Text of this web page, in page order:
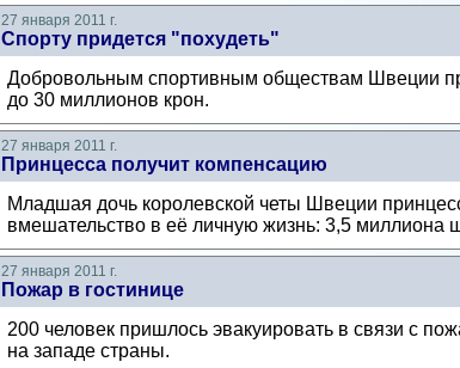
27 января 2011 г.
Спорту придется "похудеть"
Добровольным спортивным обществам Швеции
до 30 миллионов крон.
27 января 2011 г.
Принцесса получит компенсацию
Младшая дочь королевской четы Швеции
вмешательство в её личную жизнь: 3,5 миллиона
27 января 2011 г.
Пожар в гостинице
200 человек пришлось эвакуировать в связи с
на западе страны.